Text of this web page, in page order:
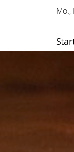
Mo.,